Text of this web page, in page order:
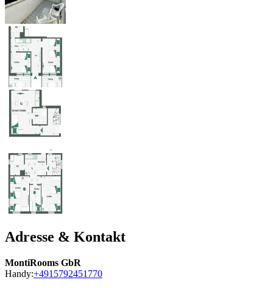
Adresse & Kontakt
MontiRooms GbR
Handy:+4915792451770